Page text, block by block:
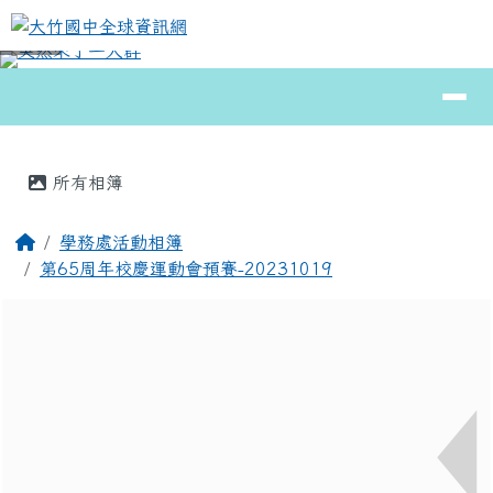
跳至主內容區
大竹國中全球資訊網
⏸
所有相簿
回首頁學務處活動相簿
第65周年校慶運動會預賽-20231019